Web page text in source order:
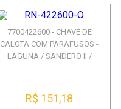
7700422600 - CHAVE DE
CALOTA COM PARAFUSOS -
LAGUNA / SANDERO II /
R$ 151,18